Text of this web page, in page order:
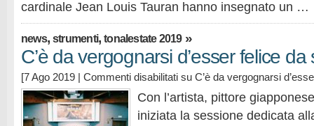
cardinale Jean Louis Tauran hanno insegnato un …
news,strumenti,tonalestate 2019»
C’è da vergognarsi d’esser felice da
[7 Ago 2019 | Commenti disabilitati su C’è da vergognarsi
Con l’artista, pittore
iniziata la sessione dedicata